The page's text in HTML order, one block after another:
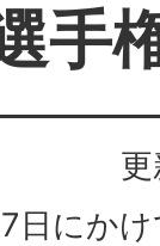
手
にか